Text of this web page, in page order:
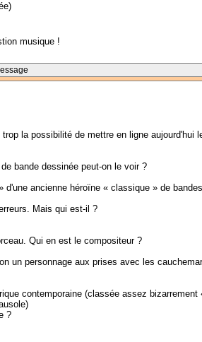
musique !
la possibilité de mettre en ligne
bande dessinée peut-on le voir ?
ancienne héroïne « classique » de
Mais qui est-il ?
Qui en est le compositeur ?
un personnage aux prises avec les
contemporaine (classée assez bizarrement
?